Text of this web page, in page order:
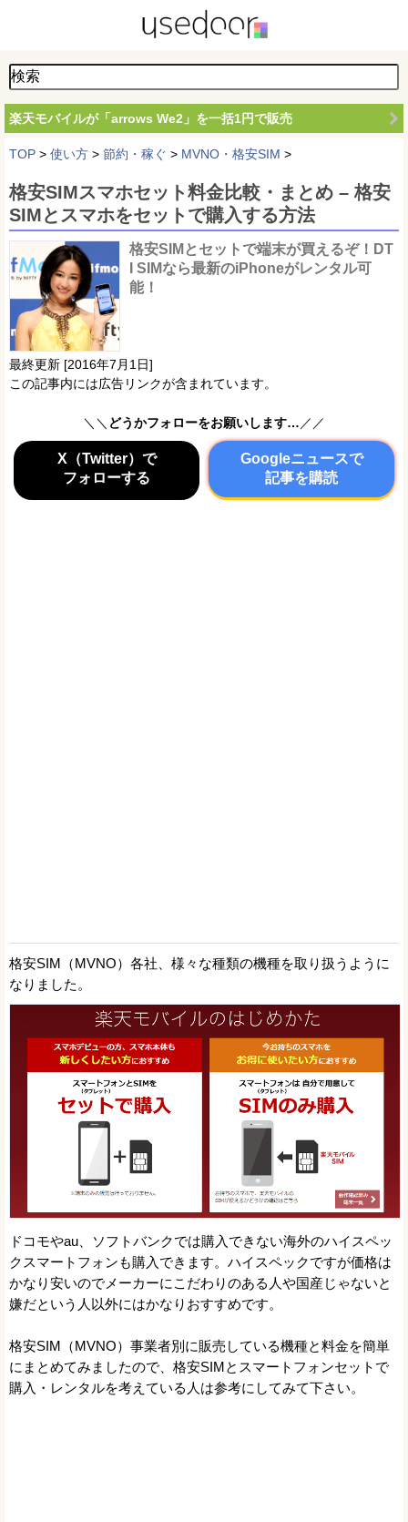
楽天モバイルが「arrows We2」を一括1円で販売
TOP > 使い方 > 節約・稼ぐ > MVNO・格安SIM >
格安SIMスマホセット料金比較・まとめ – 格安
SIMとスマホをセットで購入する方法
格安SIMとセットで端末が買えるぞ！DT
I SIMなら最新のiPhoneがレンタル可
能！
最終更新 [2016年7月1日]
この記事内には広告リンクが含まれています。
＼＼ どうかフォローをお願いします… ／／
X（Twitter）で
フォローする
Googleニュースで
記事を購読
格安SIM（MVNO）各社、様々な種類の機種を取り扱うように
なりました。
ドコモやau、ソフトバンクでは購入できない海外のハイスペッ
クスマートフォンも購入できます。ハイスペックですが価格は
かなり安いのでメーカーにこだわりのある人や国産じゃないと
嫌だという人以外にはかなりおすすめです。
格安SIM（MVNO）事業者別に販売している機種と料金を簡単
にまとめてみましたので、格安SIMとスマートフォンセットで
購入・レンタルを考えている人は参考にしてみて下さい。